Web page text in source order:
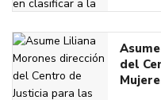
del